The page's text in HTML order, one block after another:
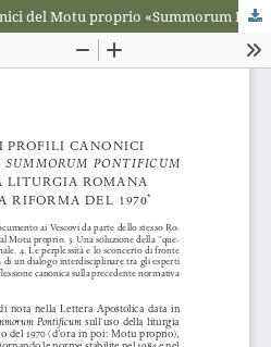
Gli innovativi profili canonici del Motu proprio «Summorum Pontificum» sull'uso della Liturgia romana anteriore alla riforma del 1970